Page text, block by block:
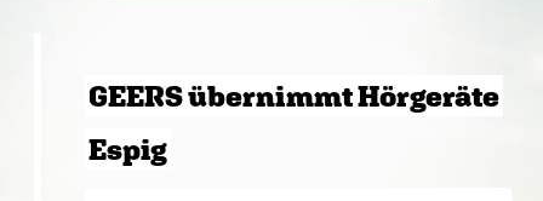
GEERS übernimmt Hörgeräte
Espig